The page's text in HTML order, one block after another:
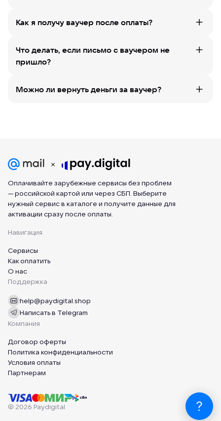
Как я получу ваучер после оплаты?
Что делать, если письмо с ваучером не
пришло?
Можно ли вернуть деньги за ваучер?
Оплачивайте зарубежные сервисы без проблем
— российской картой или через СБП. Выберите
нужный сервис в каталоге и получите данные для
активации сразу после оплаты.
Навигация
Сервисы
Как оплатить
О нас
Поддержка
help@paydigital.shop
Написать в Telegram
Компания
Договор оферты
Политика конфиденциальности
Условия оплаты
Партнерам
© 2026 Paydigital